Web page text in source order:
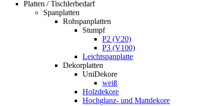
Platten / Tischlerbedarf
Spanplatten
Rohspanplatten
Stumpf
P2 (V20)
P3 (V100)
Leichtspanplatte
Dekorplatten
UniDekore
weiß
Holzdekore
Hochglanz- und Mattdekore